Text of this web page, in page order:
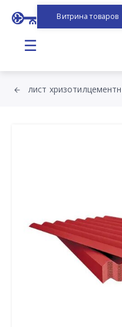
Витрина товаров
☰
лист